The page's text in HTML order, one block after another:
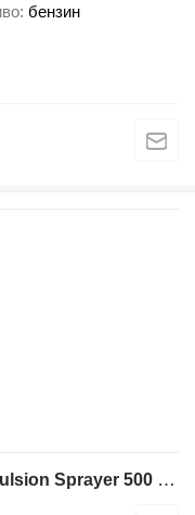
бензин
TICAB Manufacturer Bitumen Emulsion Sprayer 500 L, Special offer - 2%